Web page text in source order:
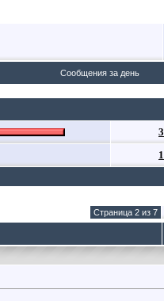
Сообщения за день
3
1
Страница 2 из 7